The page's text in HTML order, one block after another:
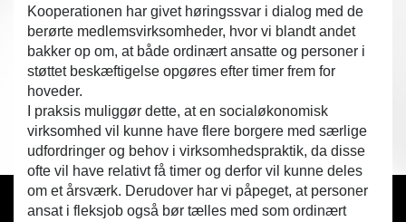
Kooperationen har givet høringssvar i dialog med de
berørte medlemsvirksomheder, hvor vi blandt andet
bakker op om, at både ordinært ansatte og personer i
støttet beskæftigelse opgøres efter timer frem for
hoveder.
I praksis muliggør dette, at en socialøkonomisk
virksomhed vil kunne have flere borgere med særlige
udfordringer og behov i virksomhedspraktik, da disse
ofte vil have relativt få timer og derfor vil kunne deles
om et årsværk. Derudover har vi påpeget, at personer
ansat i fleksjob også bør tælles med som ordinært